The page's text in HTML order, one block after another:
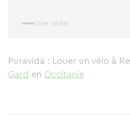
Voie verte
Puravida : Louer un vélo à
Gard en Occitanie